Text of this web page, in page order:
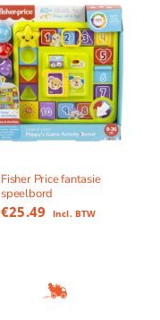
Fisher Price fantasie
speelbord
€25.49 Incl. BTW